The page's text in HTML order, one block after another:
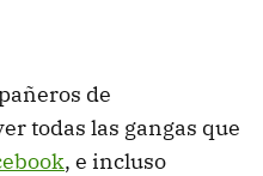
de
todas las gangas que
, e incluso